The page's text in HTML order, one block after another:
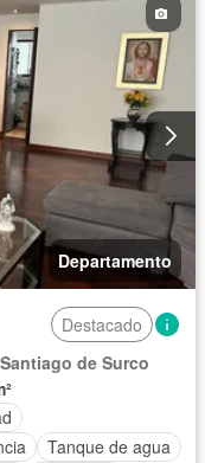
Departamento
Destacado
de Surco
Tanque de agua